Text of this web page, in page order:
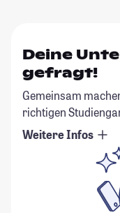
Deine
gefragt!
Gemeinsam
richtigen
Weitere Infos